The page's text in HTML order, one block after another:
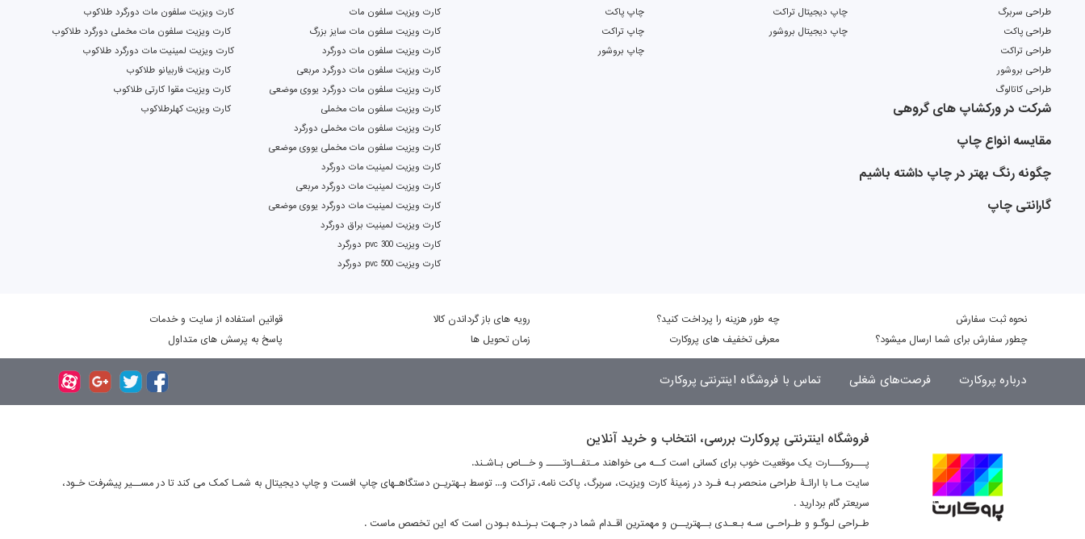
طراحی سربرگ
طراحی پاکت
طراحی تراکت
طراحی بروشور
طراحی کاتالوگ
شرکت در ورکشاپ های گروهی
مقایسه انواع چاپ
چگونه رنگ بهتر در چاپ داشته باشیم
گارانتی چاپ
چاپ دیجیتال تراکت
چاپ دیجیتال بروشور
چاپ پاکت
چاپ تراکت
چاپ بروشور
کارت ویزیت سلفون مات
کارت ویزیت سلفون مات سایز بزرگ
کارت ویزیت سلفون مات دورگرد
کارت ویزیت سلفون مات دورگرد مربعی
کارت ویزیت سلفون مات دورگرد یووی موضعی
کارت ویزیت سلفون مات مخملی
کارت ویزیت سلفون مات مخملی دورگرد
کارت ویزیت سلفون مات مخملی یووی موضعی
کارت ویزیت لمینیت مات دورگرد
کارت ویزیت لمینیت مات دورگرد مربعی
کارت ویزیت لمینیت مات دورگرد یووی موضعی
کارت ویزیت لمینیت براق دورگرد
کارت ویزیت pvc 300 دورگرد
کارت ویزیت pvc 500 دورگرد
کارت ویزیت سلفون مات دورگرد طلاکوب
کارت ویزیت سلفون مات مخملی دورگرد طلاکوب
کارت ویزیت لمینیت مات دورگرد طلاکوب
کارت ویزیت فاربیانو طلاکوب
کارت ویزیت مقوا کارتی طلاکوب
کارت ویزیت کهلرطلاکوب
نحوه ثبت سفارش
چطور سفارش برای شما ارسال میشود؟
چه طور هزینه را پرداخت کنید؟
معرفی تخفیف های پروکارت
رویه های باز گرداندن کالا
زمان تحویل ها
قوانین استفاده از سایت و خدمات
پاسخ به پرسش های متداول
درباره پروکارت فرصت‌های شغلی تماس با فروشگاه اینترنتی پروکارت
فروشگاه اینترنتی پروکارت بررسی، انتخاب و خرید آنلاین
پـــروکـــارت یک موقعیت خوب برای کسانی است کــه می خواهند مـتفــاوتــــ و خــاص بـاشـند.
سایت مـا با ارائـۀ طراحی منحصر بـه فـرد در زمینۀ کارت ویزیت، سربرگ، پاکت نامه، تراکت و... توسط بـهتریـن دستگاهـهای چاپ افست و چاپ دیجیتال به شمـا کمک می کند تا در مســیر پیشرفت خـود،
سریعتر گام بردارید .
طـراحی لـوگـو و طـراحـی سـه بـعـدی بــهتریــن و مهمترین اقـدام شما در جـهت بـرنـده بـودن است که این تخصص ماست .